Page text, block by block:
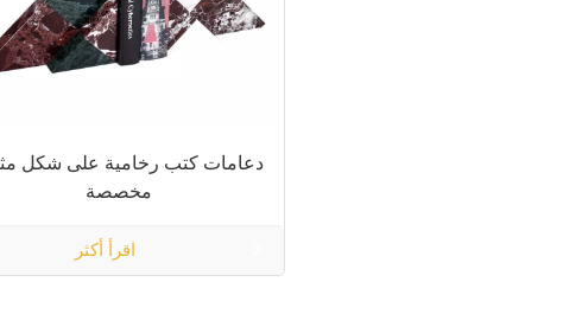
دعامات كتب رخامية على شكل
مخصصة
اقرأ أكثر